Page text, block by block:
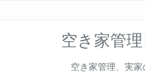
空き家管
空き家管理、実